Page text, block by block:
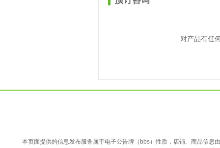
对产品有任
本页面提供的信息发布服务属于电子公告牌（bbs）性质，店铺、商品信